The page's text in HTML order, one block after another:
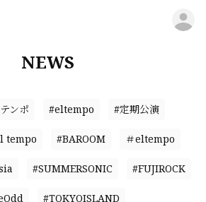
NEWS
ンポ #eltempo #定期公演
tempo #BAROOM ＃eltempo
#SUMMERSONIC #FUJIROCK
#TOKYOISLAND